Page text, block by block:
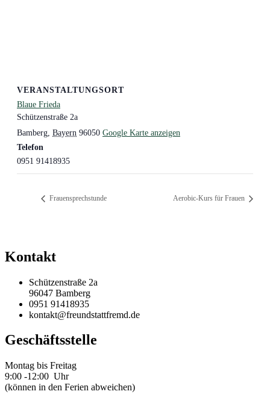
VERANSTALTUNGSORT
Blaue Frieda
Schützenstraße 2a
Bamberg Bayern 96050 Google Karte anzeigen
Telefon
0951 91418935
Frauensprechstunde Aerobic-Kurs für Frauen
Kontakt
Schützenstraße 2a
96047 Bamberg
0951 91418935
kontakt@freundstattfremd.de
Geschäftsstelle
Montag bis Freitag
9:00 -12:00 Uhr
(können in den Ferien abweichen)